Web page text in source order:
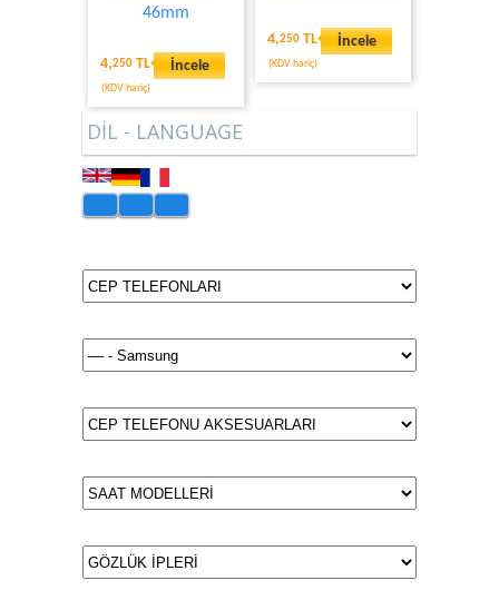
46mm
4,250 TL
(KDV hariç)
İncele
4,250 TL
(KDV hariç)
İncele
DİL - LANGUAGE